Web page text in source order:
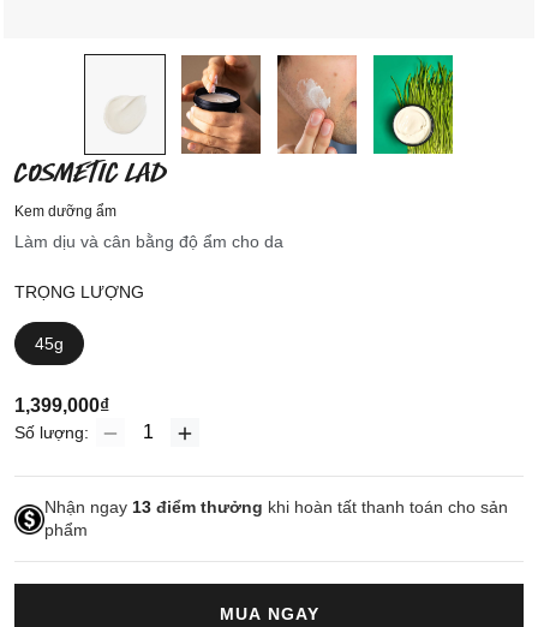
COSMETIC LAD
Kem dưỡng ẩm
Làm dịu và cân bằng độ ẩm cho da
TRỌNG LƯỢNG
45g
1,399,000₫
Số lượng:
Nhận ngay 13 điểm thưởng khi hoàn tất thanh toán cho sản
phẩm
MUA NGAY